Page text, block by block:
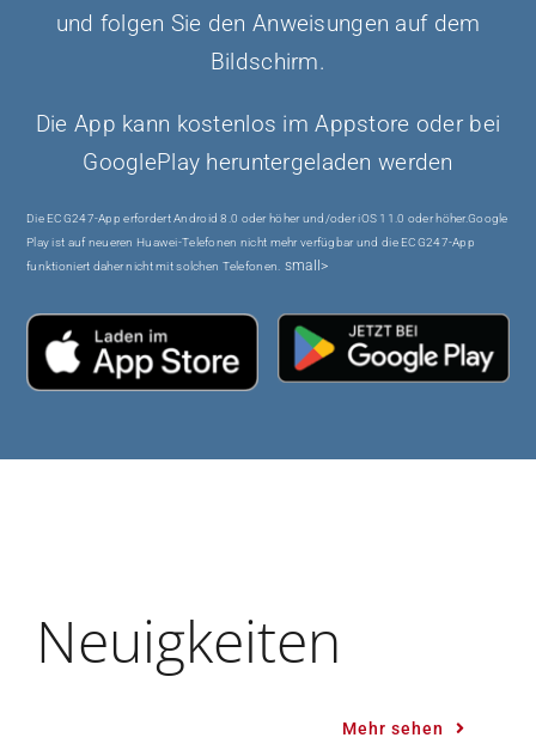
und folgen Sie den Anweisungen auf dem
Bildschirm.
Die App kann kostenlos im Appstore oder bei
GooglePlay heruntergeladen werden
Die ECG247-App erfordert Android 8.0 oder höher und/oder iOS 11.0 oder höher.Google
Play ist auf neueren Huawei-Telefonen nicht mehr verfügbar und die ECG247-App
funktioniert daher nicht mit solchen Telefonen.
small>
Neuigkeiten
Mehr sehen